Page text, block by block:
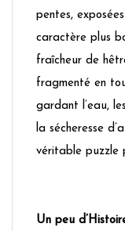
pentes,
caractère plus
fraîcheur de
fragmenté en
gardant l’eau,
la sécheresse
véritable puzzle
Un peu